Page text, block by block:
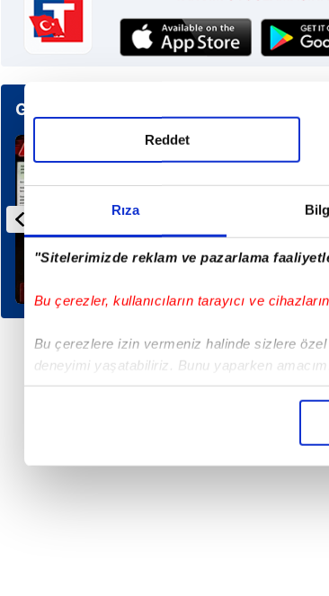
Rıza
"Sitelerimizde reklam ve pazarlama
Bu çerezler, kullanıcıların tarayıcı ve
Bu çerezlere izin vermeniz halinde sizlere
deneyimi yaşatabiliriz. Bunu yaparken
içerikleri sunabilmek adına elimizden gelen
Reddet
Günün Manşetleri